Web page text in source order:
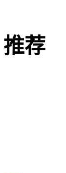
荐